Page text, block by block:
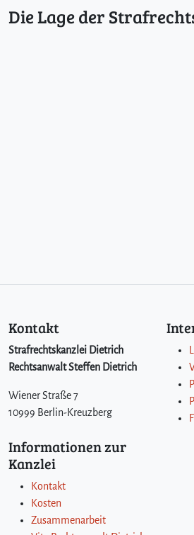
Die Lage der
Kontakt
Strafrechtskanzlei Dietrich
Rechtsanwalt Steffen Dietrich
Wiener Straße 7
10999 Berlin-Kreuzberg
Informationen zur
Kanzlei
Kontakt
Kosten
Zusammenarbeit